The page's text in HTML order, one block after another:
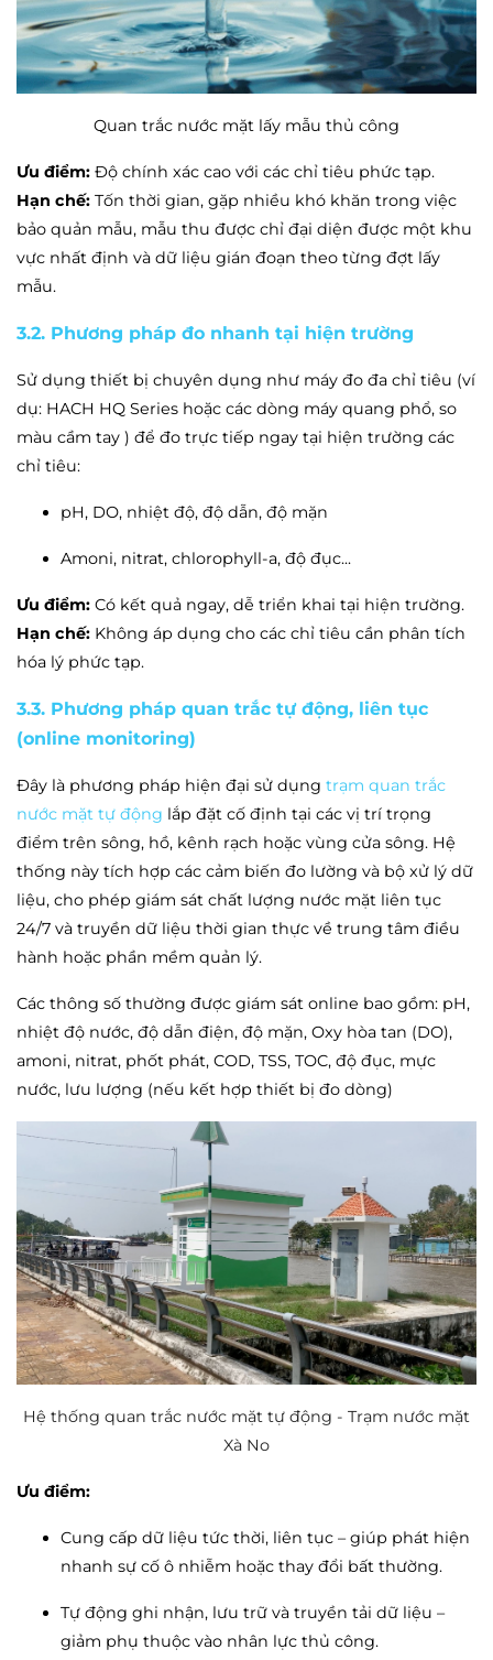
Quan trắc nước mặt lấy mẫu thủ công
Ưu điểm: Độ chính xác cao với các chỉ tiêu phức tạp.
Hạn chế: Tốn thời gian, gặp nhiều khó khăn trong việc
bảo quản mẫu, mẫu thu được chỉ đại diện được một khu
vực nhất định và dữ liệu gián đoạn theo từng đợt lấy
mẫu.
3.2. Phương pháp đo nhanh tại hiện trường
Sử dụng thiết bị chuyên dụng như máy đo đa chỉ tiêu (ví
dụ: HACH HQ Series hoặc các dòng máy quang phổ, so
màu cầm tay ) để đo trực tiếp ngay tại hiện trường các
chỉ tiêu:
pH, DO, nhiệt độ, độ dẫn, độ mặn
Amoni, nitrat, chlorophyll-a, độ đục...
Ưu điểm: Có kết quả ngay, dễ triển khai tại hiện trường.
Hạn chế: Không áp dụng cho các chỉ tiêu cần phân tích
hóa lý phức tạp.
3.3. Phương pháp quan trắc tự động, liên tục
(online monitoring)
Đây là phương pháp hiện đại sử dụng trạm quan trắc
nước mặt tự động lắp đặt cố định tại các vị trí trọng
điểm trên sông, hồ, kênh rạch hoặc vùng cửa sông. Hệ
thống này tích hợp các cảm biến đo lường và bộ xử lý dữ
liệu, cho phép giám sát chất lượng nước mặt liên tục
24/7 và truyền dữ liệu thời gian thực về trung tâm điều
hành hoặc phần mềm quản lý.
Các thông số thường được giám sát online bao gồm: pH,
nhiệt độ nước, độ dẫn điện, độ mặn, Oxy hòa tan (DO),
amoni, nitrat, phốt phát, COD, TSS, TOC, độ đục, mực
nước, lưu lượng (nếu kết hợp thiết bị đo dòng)
Hệ thống quan trắc nước mặt tự động - Trạm nước mặt
Xà No
Ưu điểm:
Cung cấp dữ liệu tức thời, liên tục – giúp phát hiện
nhanh sự cố ô nhiễm hoặc thay đổi bất thường.
Tự động ghi nhận, lưu trữ và truyền tải dữ liệu –
giảm phụ thuộc vào nhân lực thủ công.